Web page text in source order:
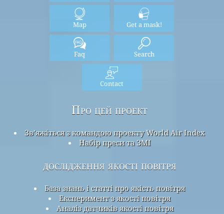
Map Get a mask!
Faq Search
Contact
Про цей проект
Зв’яжіться з командою проекту World Air Index
Набір преси та ЗМІ
дослідження якості повітря
База знань і статті про якість повітря
Експеримент з якості повітря
Аналіз датчиків якості повітря